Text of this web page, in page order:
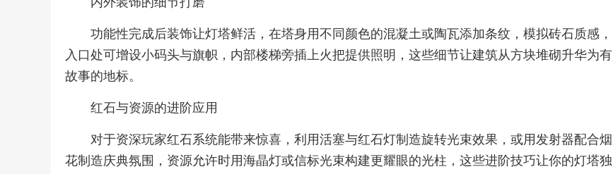
功能性完成后装饰让灯塔鲜活，在塔身用不同颜色的混凝土或陶瓦添加条纹，模拟砖石质感，
入口处可增设小码头与旗帜，内部楼梯旁插上火把提供照明，这些细节让建筑从方块堆砌升华为有
故事的地标。
红石与资源的进阶应用
对于资深玩家红石系统能带来惊喜，利用活塞与红石灯制造旋转光束效果，或用发射器配合烟
花制造庆典氛围，资源允许时用海晶灯或信标光束构建更耀眼的光柱，这些进阶技巧让你的灯塔独